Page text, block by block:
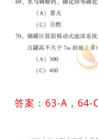
答案：63-A，64-